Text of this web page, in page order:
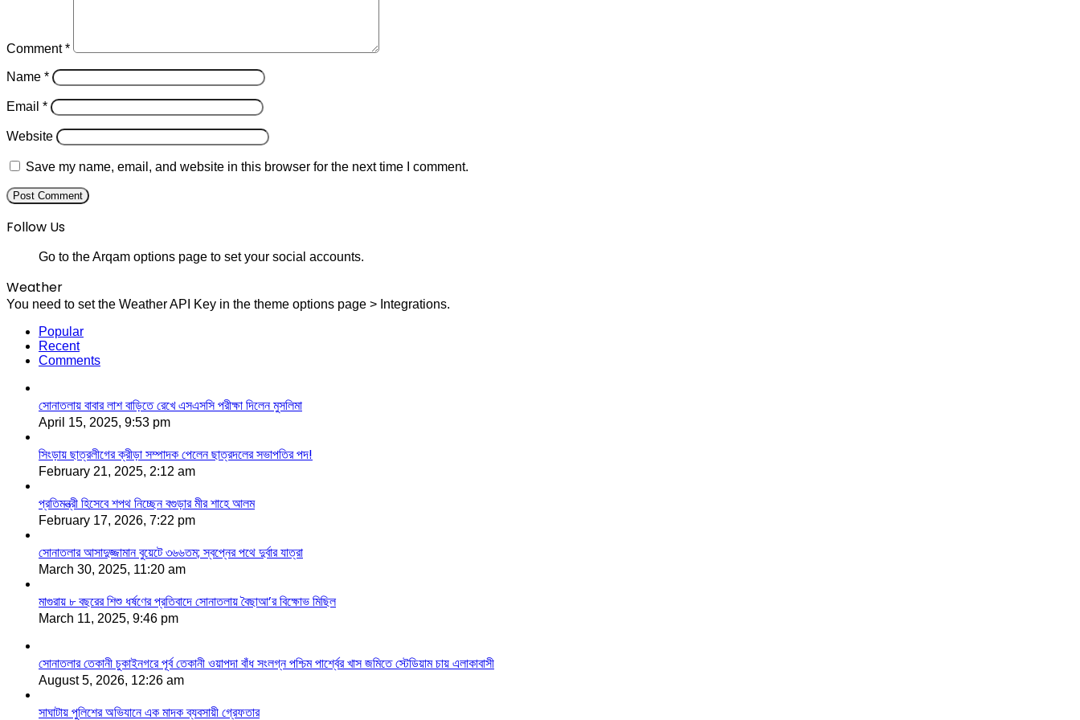
Comment*
Name *
Email *
Website
Save my name, email, and website in this browser for the next time I comment.
Follow Us
Go to the Arqam options page to set your social accounts.
Weather
You need to set the Weather API Key in the theme options page > Integrations.
Popular
Recent
Comments
সোনাতলায় বাবার লাশ বাড়িতে রেখে এসএসসি পরীক্ষা দিলেন মুসলিমা
April 15, 2025, 9:53 pm
সিংড়ায় ছাত্রলীগের ক্রীড়া সম্পাদক পেলেন ছাত্রদলের সভাপতির পদ!
February 21, 2025, 2:12 am
প্রতিমন্ত্রী হিসেবে শপথ নিচ্ছেন বগুড়ার মীর শাহে আলম
February 17, 2026, 7:22 pm
সোনাতলার আসাদুজ্জামান বুয়েটে ৩৬৬তম; স্বপ্নের পথে দুর্বার যাত্রা
March 30, 2025, 11:20 am
মাগুরায় ৮ বছরের শিশু ধর্ষণের প্রতিবাদে সোনাতলায় বৈছাআ’র বিক্ষোভ মিছিল
March 11, 2025, 9:46 pm
সোনাতলার তেকানী চুকাইনগরে পূর্ব তেকানী ওয়াপদা বাঁধ সংলগ্ন পশ্চিম পার্শ্বের খাস জমিতে স্টেডিয়াম চায় এলাকাবাসী
August 5, 2026, 12:26 am
সাঘাটায় পুলিশের অভিযানে এক মাদক ব্যবসায়ী গ্রেফতার